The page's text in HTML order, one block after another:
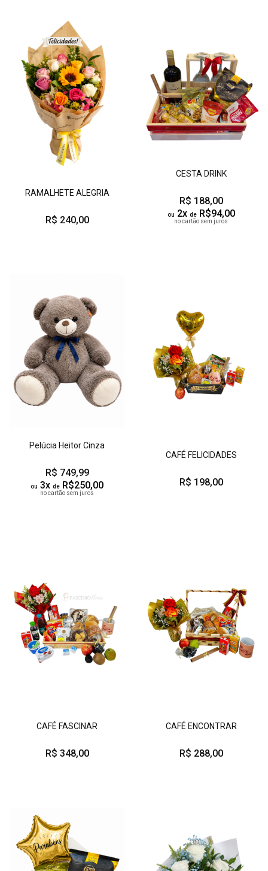
RAMALHETE ALEGRIA
R$ 240,00
CESTA DRINK
R$ 188,00
ou 2x de R$94,00
no cartão sem juros
Pelúcia Heitor Cinza
R$ 749,99
ou 3x de R$250,00
no cartão sem juros
CAFÉ FELICIDADES
R$ 198,00
CAFÉ FASCINAR
R$ 348,00
CAFÉ ENCONTRAR
R$ 288,00